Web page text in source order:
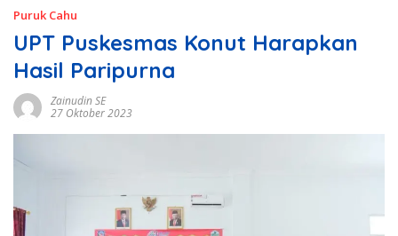
Puruk Cahu
UPT Puskesmas Konut Harapkan
Hasil Paripurna
Zainudin SE
27 Oktober 2023